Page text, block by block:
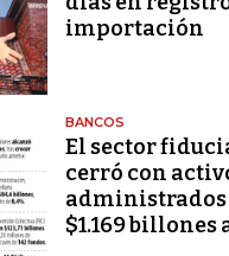
importación
BANCOS
El sector
cerró con
$1.169 billones